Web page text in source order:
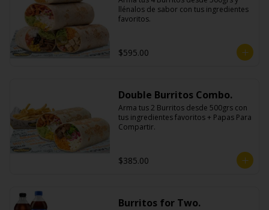
llénalos de sabor con tus ingredientes
favoritos.
$595.00
Double Burritos Combo.
Arma tus 2 Burritos desde 500grs con
tus ingredientes favoritos + Papas Para
Compartir.
$385.00
Burritos for Two.